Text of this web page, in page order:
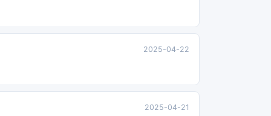
2025-04-22
2025-04-21